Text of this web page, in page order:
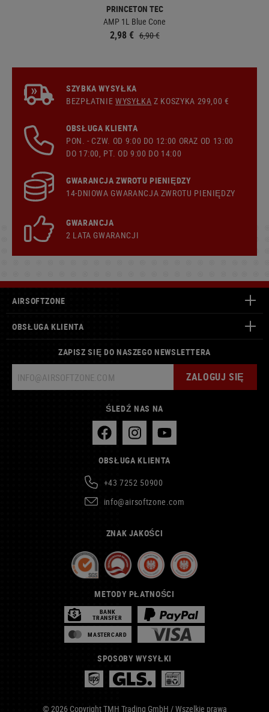
PRINCETON TEC
AMP 1L Blue Cone
2,98 € 6,90 €
SZYBKA WYSYŁKA
BEZPŁATNIEWYSYŁKA Z KOSZYKA 299,00 €
OBSŁUGA KLIENTA
PON. - CZW. OD 9:00 DO 12:00 ORAZ OD 13:00
DO 17:00, PT. OD 9:00 DO 14:00
GWARANCJA ZWROTU PIENIĘDZY
14-DNIOWA GWARANCJA ZWROTU PIENIĘDZY
GWARANCJA
2 LATA GWARANCJI
AIRSOFTZONE
OBSŁUGA KLIENTA
ZAPISZ SIĘ DO NASZEGO NEWSLETTERA
ZALOGUJ SIĘ
ŚLEDŹ NAS NA
OBSŁUGA KLIENTA
+43 7252 50900
info@airsoftzone.com
ZNAK JAKOŚCI
METODY PŁATNOŚCI
BANK
TRANSFER
MASTERCARD
SPOSOBY WYSYŁKI
© 2026 Copyright TMH Trading GmbH / Wszelkie prawa